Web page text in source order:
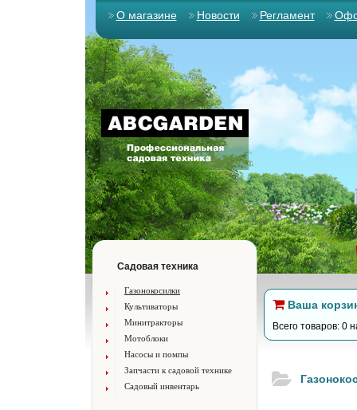
О магазине Новости Регламент
Садовая техника
Газонокосилки
Культиваторы
Минитракторы
Мотоблоки
Насосы и помпы
Запчасти к садовой технике
Садовый инвентарь
Ваша
Всего товаров: 0